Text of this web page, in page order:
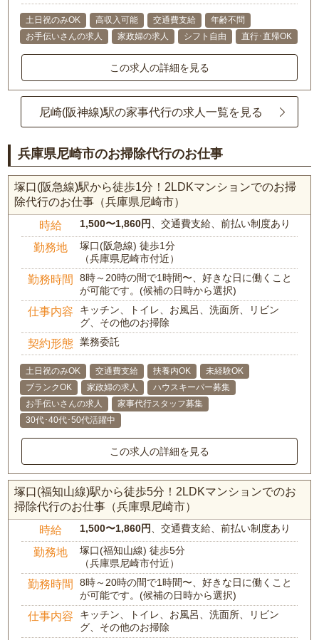
土日祝のみOK 高収入可能 交通費支給
年齢不問
お手伝いさんの求人
家政婦の求人 シフト自由 直行･直帰OK
この求人の詳細を見る
尼崎(阪神線)駅の家事代行の求人一覧を見る
兵庫県尼崎市のお掃除代行のお仕事
塚口(阪急線)駅から徒歩1分！2LDKマンションでのお掃
除代行のお仕事（兵庫県尼崎市）
時給 1,500〜1,860円 、交通費支給、前払い制度あり
勤務地
塚口(阪急線) 徒歩1分
（兵庫県尼崎市付近）
勤務時間
8時～20時の間で1時間〜、好きな日に働くこと
が可能です。(候補の日時から選択)
仕事内容
キッチン、トイレ、お風呂、洗面所、リビン
グ、その他のお掃除
契約形態 業務委託
土日祝のみOK 交通費支給 扶養内OK
未経験OK
ブランクOK
家政婦の求人
ハウスキーパー募集
お手伝いさんの求人
家事代行スタッフ募集
30代･40代･50代活躍中
この求人の詳細を見る
塚口(福知山線)駅から徒歩5分！2LDKマンションでのお
掃除代行のお仕事（兵庫県尼崎市）
時給 1,500〜1,860円 、交通費支給、前払い制度あり
勤務地
塚口(福知山線) 徒歩5分
（兵庫県尼崎市付近）
勤務時間
8時～20時の間で1時間〜、好きな日に働くこと
が可能です。(候補の日時から選択)
仕事内容
キッチン、トイレ、お風呂、洗面所、リビン
グ、その他のお掃除